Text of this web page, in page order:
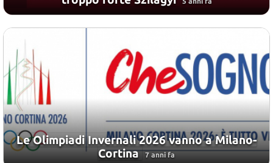
Le Olimpiadi Invernali 2026 vanno a Milano-
Cortina 7 anni fa